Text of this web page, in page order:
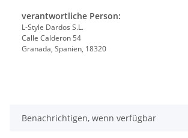
verantwortliche Person:
L-Style Dardos S.L.
Calle Calderon 54
Granada, Spanien, 18320
Benachrichtigen, wenn verfügbar